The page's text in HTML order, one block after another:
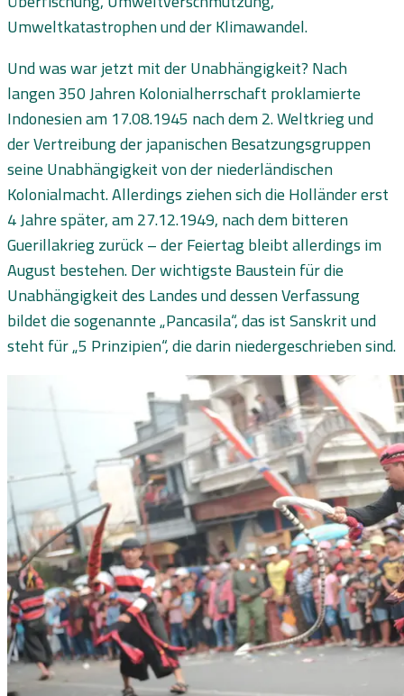
Umweltkatastrophen und der Klimawandel.
Und was war jetzt mit der Unabhängigkeit? Nach
langen 350 Jahren Kolonialherrschaft proklamierte
Indonesien am 17.08.1945 nach dem 2. Weltkrieg und
der Vertreibung der japanischen Besatzungsgruppen
seine Unabhängigkeit von der niederländischen
Kolonialmacht. Allerdings ziehen sich die Holländer erst
4 Jahre später, am 27.12.1949, nach dem bitteren
Guerillakrieg zurück – der Feiertag bleibt allerdings im
August bestehen. Der wichtigste Baustein für die
Unabhängigkeit des Landes und dessen Verfassung
bildet die sogenannte „Pancasila“, das ist Sanskrit und
steht für „5 Prinzipien“, die darin niedergeschrieben sind.